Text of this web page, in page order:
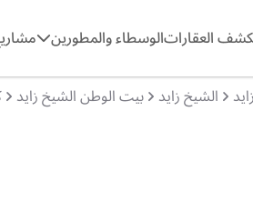
العقاراتالوسطاء والمطورين
الشيخ زايد بيت الوطن الشيخ زايد